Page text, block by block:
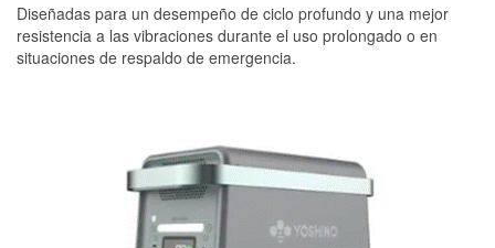
Diseñadas para un desempeño de ciclo profundo y una mejor
resistencia a las vibraciones durante el uso prolongado o en
situaciones de respaldo de emergencia.